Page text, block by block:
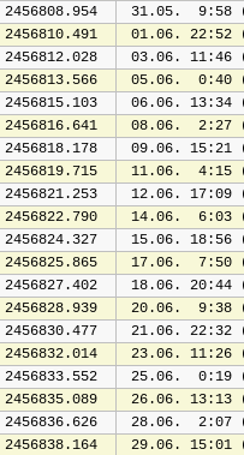
2456808.954
31.05.  9:58
2456810.491
01.06. 22:52
2456812.028
03.06. 11:46
2456813.566
05.06.  0:40
2456815.103
06.06. 13:34
2456816.641
08.06.  2:27
2456818.178
09.06. 15:21
2456819.715
11.06.  4:15
2456821.253
12.06. 17:09
2456822.790
14.06.  6:03
2456824.327
15.06. 18:56
2456825.865
17.06.  7:50
2456827.402
18.06. 20:44
2456828.939
20.06.  9:38
2456830.477
21.06. 22:32
2456832.014
23.06. 11:26
2456833.552
25.06.  0:19
2456835.089
26.06. 13:13
2456836.626
28.06.  2:07
2456838.164
29.06. 15:01